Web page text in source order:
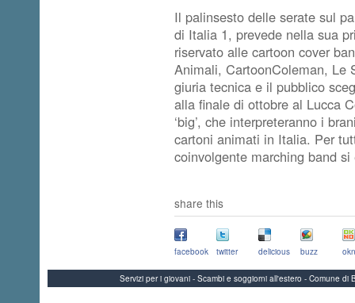
Il palinsesto delle serate sul
di Italia 1, prevede nella sua
riservato alle cartoon cover
Animali, CartoonColeman, Le
giuria tecnica e il pubblico
alla finale di ottobre al Lucca
‘big’, che interpreteranno i
cartoni animati in Italia. Per
coinvolgente marching band
share this
facebook twitter delicious buzz
Servizi per i giovani - Scambi e soggiorni all'estero - Comune